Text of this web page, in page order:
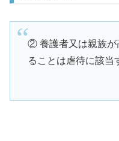
② 養護者又は親族が
ることは虐待に該当